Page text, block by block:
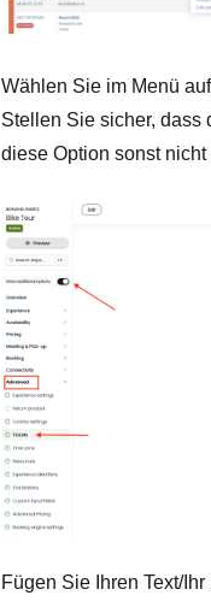
Wählen Sie im Menü
Stellen Sie sicher, dass
diese Option sonst
Fügen Sie Ihren Text/